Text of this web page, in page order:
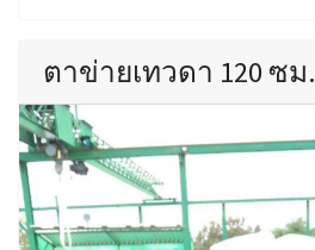
ตาข่ายเทวดา 120 ซม.